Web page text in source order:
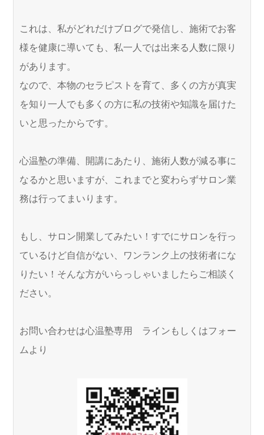
これは、私がどれだけブログで発信し、施術でお客
様を健康に導いても、私一人では出来る人数に限り
があります。
なので、本物のセラピストを育て、多くの方が真実
を知り一人でも多くの方に私の技術や知識を届けた
いと思ったからです。
心温塾の準備、開講にあたり、施術人数が減る事に
なるかと思いますが、これまでと変わらずサロン業
務は行ってまいります。
もし、サロン開業してみたい！すでにサロンを行っ
ているけど自信がない、ワンランク上の技術者にな
りたい！そんな方がいらっしゃいましたらご相談く
ださい。
お問い合わせは心温塾専用 ラインもしくはフォー
ムより